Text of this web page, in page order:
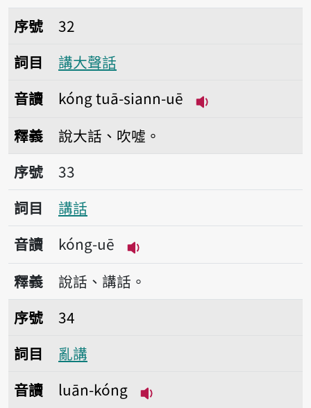
序號32講大聲話
序號
32
詞目
講大聲話
音讀
kóng tuā-siann-uē
釋義
說大話、吹噓。
序號33講話
序號
33
詞目
講話
音讀
kóng-uē
播放音讀kóng-uē
釋義
說話、講話。
序號34亂講
序號
34
詞目
亂講
音讀
luān-kóng